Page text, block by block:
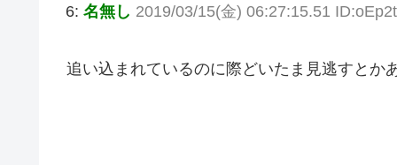
6: 名無し 2019/03/15(金) 06:27:15.51
追い込まれているのに際どいたま見逃すとか